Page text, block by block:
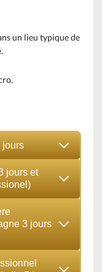
un lieu typique de
jours
jours et
3 jours